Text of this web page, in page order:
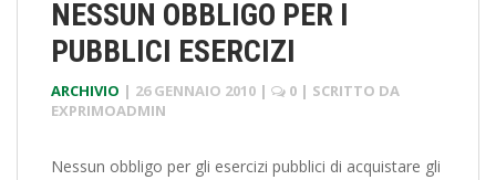
NESSUN OBBLIGO PER I
PUBBLICI ESERCIZI
ARCHIVIO | 26 GENNAIO 2010 | 0 | SCRITTO DA
EXPRIMOADMIN
Nessun obbligo per gli esercizi pubblici di acquistare gli